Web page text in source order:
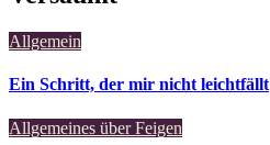
Allgemein
Ein Schritt, der mir nicht leichtfällt
Allgemeines über Feigen